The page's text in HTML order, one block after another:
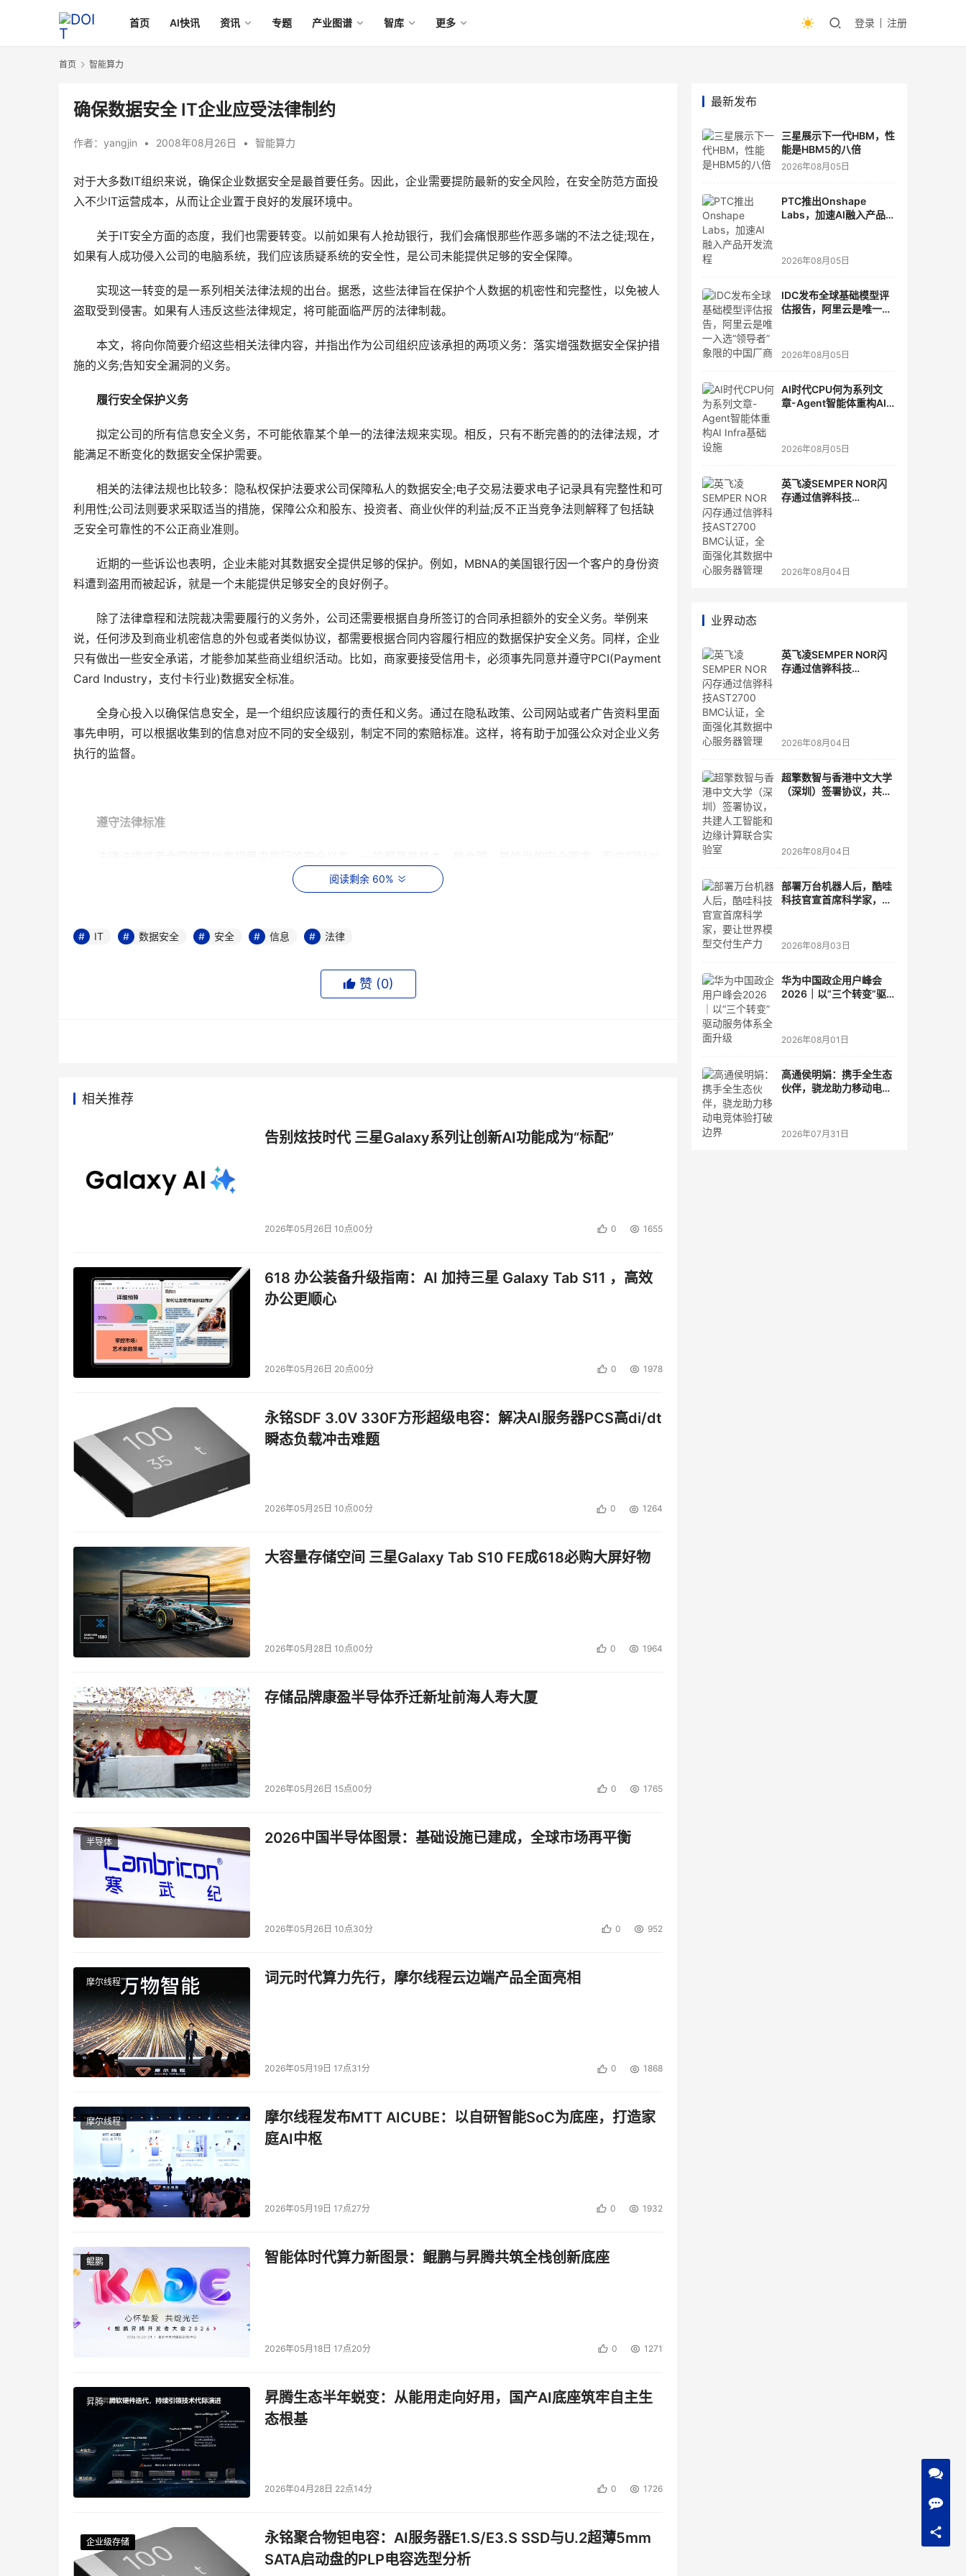
首页 AI快讯 资讯 专题 产业图谱 智库 更多 登录 注册
首页 智能算力
确保数据安全 IT企业应受法律制约
作者： yangjin • 2008年08月26日 • 智能算力
对于大多数IT组织来说，确保企业数据安全是最首要任务。因此，企业需要提防最新的安全风险，在安全防范方面投
入不少IT运营成本，从而让企业置于良好的发展环境中。
关于IT安全方面的态度，我们也需要转变。以前如果有人抢劫银行，我们会痛恨那些作恶多端的不法之徒;现在，
如果有人成功侵入公司的电脑系统，我们应该质疑系统的安全性，是公司未能提供足够的安全保障。
实现这一转变的是一系列相关法律法规的出台。据悉，这些法律旨在保护个人数据的机密性和完整性，以免被人
盗取受到侵害。如果有人违反这些法律规定，将可能面临严厉的法律制裁。
本文，将向你简要介绍这些相关法律内容，并指出作为公司组织应该承担的两项义务：落实增强数据安全保护措
施的义务;告知安全漏洞的义务。
履行安全保护义务
拟定公司的所有信息安全义务，不可能依靠某个单一的法律法规来实现。相反，只有不断完善的的法律法规，才
能满足不断变化的数据安全保护需要。
相关的法律法规也比较多：隐私权保护法要求公司保障私人的数据安全;电子交易法要求电子记录具有完整性和可
利用性;公司法则要求采取适当的措施，保障公众和股东、投资者、商业伙伴的利益;反不正当竞争法则解释了包括缺
乏安全可靠性的不公正商业准则。
近期的一些诉讼也表明，企业未能对其数据安全提供足够的保护。例如，MBNA的美国银行因一个客户的身份资
料遭到盗用而被起诉，就是一个未能提供足够安全的良好例子。
除了法律章程和法院裁决需要履行的义务外，公司还需要根据自身所签订的合同承担额外的安全义务。举例来
说，任何涉及到商业机密信息的外包或者类似协议，都需要根据合同内容履行相应的数据保护安全义务。同样，企业
只有做出一些安全承诺，才能参加某些商业组织活动。比如，商家要接受信用卡，必须事先同意并遵守PCI(Payment
Card Industry，支付卡行业)数据安全标准。
全身心投入以确保信息安全，是一个组织应该履行的责任和义务。通过在隐私政策、公司网站或者广告资料里面
事先申明，可以根据收集到的信息对应不同的安全级别，制定不同的索赔标准。这样，将有助于加强公众对企业义务
执行的监督。
遵守法律标准
安全提供的一些保障措施却远远不够。另外，法律上所讲的“合理”、“恰当”到底是怎么样一个概念?
——该标准侧重于行为过程，而不是具体的安全防范措施。
法律并没有什么情况下采取什么样的措施才能实现合理安全的标准，相反，它只要求公司根据风险情况，采取合
理的防范措施，以达到预期的安全标准。这也就意味着，公司必须根据他们所面临的情况进行风险评估，然后采取相
是，如果小区面临的威胁是来自互联网上的黑客攻击，那么，可以说这种人身安全措施起不到任何帮助。类似地，防
即使有再先进的安全技术措施，也不能阻止事情的发生。
见风险下，采取了相应的安全防范措施，即使结果还是遭受了损失，行为主体也可以免责。
法律还会对安全防范措施进行审查，以明确是否适当是否有效。因为如果数据仅仅是被加密了，也并不意味着安
全措施做到位。为了确保安全措施得到落实并且持续有效，需要不断地对其进行监测、测试和评估。
为应对企业所面临风险，当你制定自己的安全策略时，请不要忽略第三方。外包本身并不会免除你保护外包数据
安全的义务和责任。考虑到后果，你必须慎重对待与外包供应商签订的合同，并认真考虑与之相关的安全保护措施。
披露安全风险义务
除了采取安全措施保护数据以履行法律义务以外，更多地你还需要披露安全漏洞，尤其是通知被受到影响的相关
人员。法律要求，通知不仅要提供个人信息外泄安全警告，更要提供所应采取的补救措施。
截至2008年8月，已经有44个国家和地区制定了风险预告法律规范。一些重要的法律条文可能因不同国家内容
迥异，下面略举一二：
●所涉及的信息包括哪些类型?
法律章程一般适用未加密的个人敏感信息——比如，信息中所包括的个人姓名，个人证件、电话号码，或者金融
方面的信用卡、银行卡的帐户信息。而有些国家还包含更多方面的信息。
●什么原因促使披露成为义务?
以及任何与个人息息相关的信息。在一些国家，除非有合理的根据，确定将会损害到个人或者组织利益，否则不允许
擅自披露涉及私密的安全风险提示。
●必须通知给谁?
通知的对象，必须是针对未加密的个人资料面临安全风险的居民个人。有些国家还需要通知给总检察长，还有些
●通知的形式
通知可以以书面形式(如书信或者邮寄形式)提供，也可以通过电子化形式(如电子邮件，但只能在少数情况下使
用)，或由媒体形式通知(比如出版社，各省报纸或公司网站)。在一些国家，只要涉及到未经批准的涵盖有私人资料的
数据，都可以预先通知。而有些国家，这些未经授权的数据并不能成为通知的充分条件，而是需要可能出现伤害个人
利益的额外条件，才能允许执行通知。
阅读剩余 60%
本文来源于DOIT传媒，文章内容仅供参考，不构成投资建议。
IT 数据安全 安全 信息 法律
赞 (0)
相关推荐
告别炫技时代 三星Galaxy系列让创新AI功能成为“标配”
2026年05月26日 10点00分 0 1655
618 办公装备升级指南：AI 加持三星 Galaxy Tab S11 ，高效
办公更顺心
2026年05月26日 20点00分 0 1978
永铭SDF 3.0V 330F方形超级电容：解决AI服务器PCS高di/dt
瞬态负载冲击难题
2026年05月25日 10点00分 0 1264
大容量存储空间 三星Galaxy Tab S10 FE成618必购大屏好物
2026年05月28日 10点00分 0 1964
存储品牌康盈半导体乔迁新址前海人寿大厦
2026年05月26日 15点00分 0 1765
半导体 2026中国半导体图景：基础设施已建成，全球市场再平衡
2026年05月26日 10点30分 0 952
摩尔线程 词元时代算力先行，摩尔线程云边端产品全面亮相
2026年05月19日 17点31分 0 1868
摩尔线程
摩尔线程发布MTT AICUBE：以自研智能SoC为底座，打造家
庭AI中枢
2026年05月19日 17点27分 0 1932
鲲鹏
鲲鹏 智能体时代算力新图景：鲲鹏与昇腾共筑全栈创新底座
2026年05月18日 17点20分 0 1271
昇腾
昇腾生态半年蜕变：从能用走向好用，国产AI底座筑牢自主生
态根基
2026年04月28日 22点14分 0 1726
企业级存储
企业级存储
企业级存储
企业级存储
永铭聚合物钽电容：AI服务器E1.S/E3.S SSD与U.2超薄5mm
SATA启动盘的PLP电容选型分析
最新发布
三星展示下一代HBM，性
能是HBM5的八倍
2026年08月05日
PTC推出Onshape
Labs，加速AI融入产品开
2026年08月05日
IDC发布全球基础模型评
估报告，阿里云是唯一入
2026年08月05日
AI时代CPU何为系列文
章-Agent智能体重构AI
2026年08月05日
英飞凌SEMPER NOR闪
存通过信骅科技
2026年08月04日
业界动态
英飞凌SEMPER NOR闪
存通过信骅科技
2026年08月04日
超擎数智与香港中文大学
（深圳）签署协议，共建
2026年08月04日
部署万台机器人后，酷哇
科技官宣首席科学家，要
2026年08月03日
华为中国政企用户峰会
2026｜以“三个转变”驱动
2026年08月01日
高通侯明娟：携手全生态
伙伴，骁龙助力移动电竞
2026年07月31日